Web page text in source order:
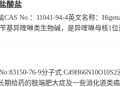
酸盐
No.：11041-94-4英文名称：
基异喹啉类生物碱，是异喹啉母核1
76-9分子式
期给药的肢端肥大症及一些消化道类